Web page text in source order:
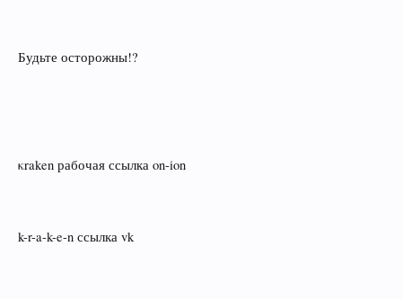
Будьте осторожны!?
κraken рабочая ссылка on‑ion
k-r-a-k-e-n ссылка vk